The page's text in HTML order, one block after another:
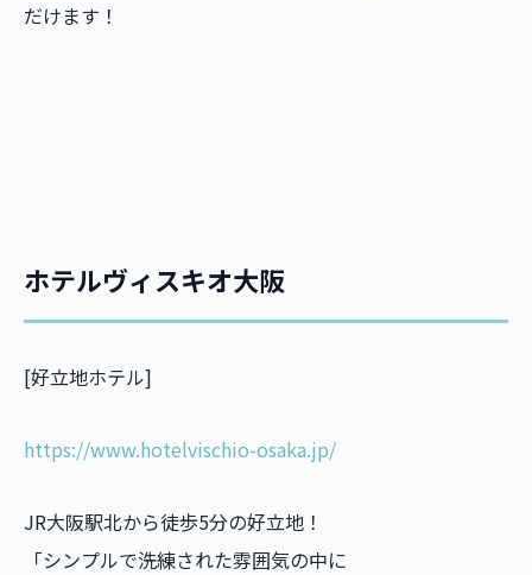
だけます！
ホテルヴィスキオ大阪
[好立地ホテル]
https://www.hotelvischio-osaka.jp/
JR大阪駅北から徒歩5分の好立地！
「シンプルで洗練された雰囲気の中に